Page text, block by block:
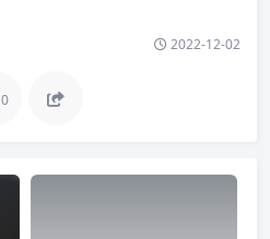
2022-12-02
0